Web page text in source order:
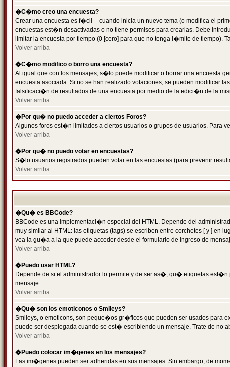
�C�mo creo una encuesta?
Crear una encuesta es f�cil -- cuando inicia un nuevo tema (o modifica el
encuestas est�n desactivadas o no tiene permisos para crearlas. Debe
limitar la encuesta por tiempo (0 [cero] para que no tenga l�mite de
Volver arriba
�C�mo modifico o borro una encuesta?
Al igual que con los mensajes, s�lo puede modificar o borrar una encuesta
encuesta asociada. Si no se han realizado votaciones, se pueden modificar
falsificaci�n de resultados de una encuesta por medio de la edici�n de la
Volver arriba
�Por qu� no puedo acceder a ciertos Foros?
Algunos foros est�n limitados a ciertos usuarios o grupos de usuarios. Para
Volver arriba
�Por qu� no puedo votar en encuestas?
S�lo usuarios registrados pueden votar en las encuestas (para prevenir
Volver arriba
�Qu� es BBCode?
BBCode es una implementaci�n especial del HTML. Depende del
muy similar al HTML: las etiquetas (tags) se escriben entre corchetes [ y ]
vea la gu�a a la que puede acceder desde el formulario de ingreso de
Volver arriba
�Puedo usar HTML?
Depende de si el administrador lo permite y de ser as�, qu� etiquetas est�n
mensaje.
Volver arriba
�Qu� son los emoticonos o Smileys?
Smileys, o emoticons, son peque�os gr�ficos que pueden ser usados para
puede ser desplegada cuando se est� escribiendo un mensaje. Trate de no
Volver arriba
�Puedo colocar im�genes en los mensajes?
Las im�genes pueden ser adheridas en sus mensajes. Sin embargo, de